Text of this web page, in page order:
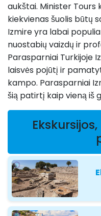
aukštai. Minister Tours
kiekvienas šuolis būtų
Izmire yra labai
nuostabių vaizdų ir
Parasparniai Turkijoje
laisvės pojūtį ir
kampo. Parasparniai
šią patirtį kaip vieną iš